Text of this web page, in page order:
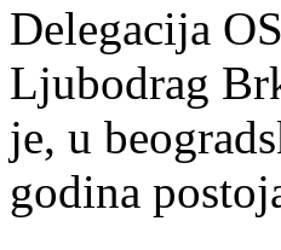
Delegacija
Ljubodrag
je, u
godina